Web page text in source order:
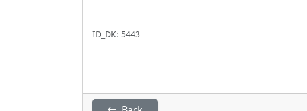
ID_DK: 5443